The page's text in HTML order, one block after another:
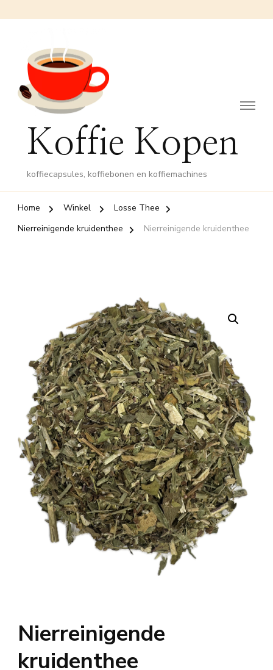
Koffie Kopen
koffiecapsules, koffiebonen en koffiemachines
Home Winkel
Losse Thee
Nierreinigende kruidenthee
Nierreinigende kruidenthee
Nierreinigende
kruidenthee